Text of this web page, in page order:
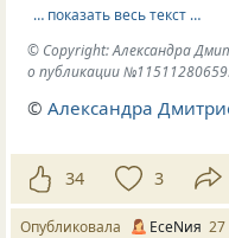
… показать весь текст …
© Copyright: Александра
о публикации
©Александра
34 3
Опубликовала ЕсеNия 27